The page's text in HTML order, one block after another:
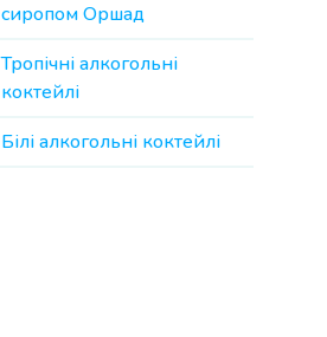
сиропом Оршад
Тропічні алкогольні
коктейлі
Білі алкогольні коктейлі